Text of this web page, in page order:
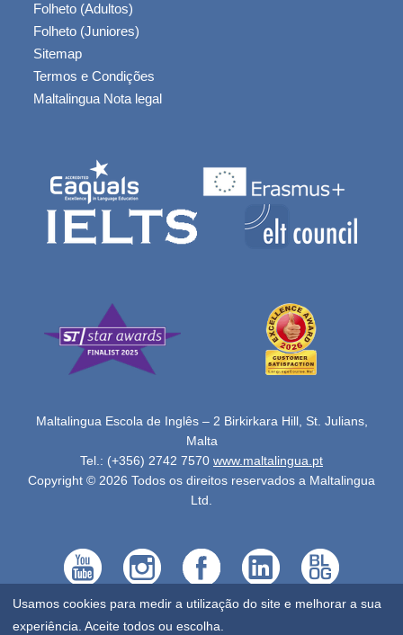
Folheto (Adultos)
Folheto (Juniores)
Sitemap
Termos e Condições
Maltalingua Nota legal
Maltalingua Escola de Inglês – 2 Birkirkara Hill, St. Julians,
Malta
Tel.: (+356) 2742 7570 www.maltalingua.pt
Copyright © 2026 Todos os direitos reservados a Maltalingua
Ltd.
Usamos cookies para medir a utilização do site e melhorar a sua
experiência. Aceite todos ou escolha.